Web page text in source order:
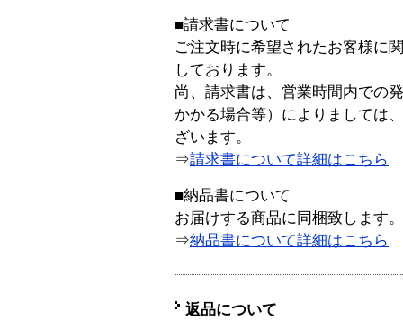
■請求書について
ご注文時に希望されたお客様に
しております。
尚、請求書は、営業時間内での
かかる場合等）によりましては
ざいます。
⇒請求書について詳細はこちら
■納品書について
お届けする商品に同梱致します。
⇒納品書について詳細はこちら
返品について